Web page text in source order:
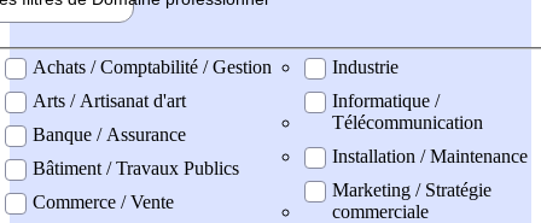
professionel
Achats / Comptabilité / Gestion
Arts / Artisanat d'art
Banque / Assurance
Bâtiment / Travaux Publics
Commerce / Vente
Industrie
Informatique /
Télécommunication
Installation / Maintenance
Marketing / Stratégie
commerciale